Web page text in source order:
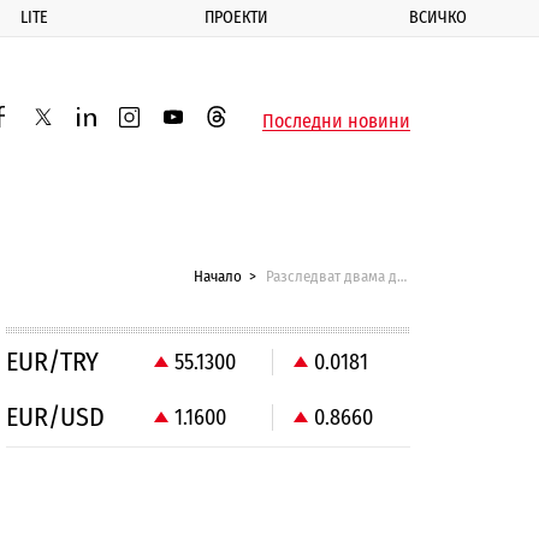
LITE ПРОЕКТИ ВСИЧКО
twitterlinkedininstagram
youtubethreadsПоследни новини
Начало Разследват двама депутати от ДПС
EUR/TRY 55.1300 0.0181
EUR/USD 1.1600 0.8660